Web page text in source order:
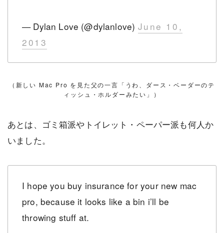
— Dylan Love (@dylanlove) June 10,
2013
（新しい Mac Pro を見た父の一言「うわ、ダース・ベーダーのテ
ィッシュ・ホルダーみたい」）
あとは、ゴミ箱派やトイレット・ペーパー派も何人か
いました。
I hope you buy insurance for your new mac
pro, because it looks like a bin i’ll be
throwing stuff at.